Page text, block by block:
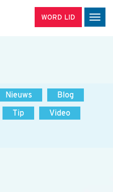
WORD LID
Nieuws
Blog
Tip
Video